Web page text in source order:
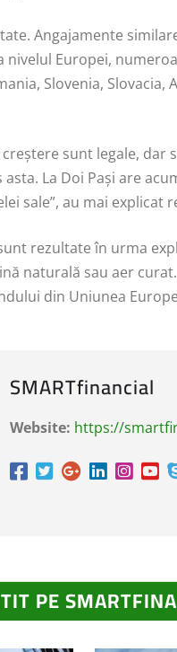
Angajamente
nivelul Europei,
Slovenia, Slovacia,
creștere sunt legale,
La Doi Pași are
sale”, au mai explicat
rezultate în urma
naturală sau aer
din Uniunea
SMARTfinancial
Website: https://
PE